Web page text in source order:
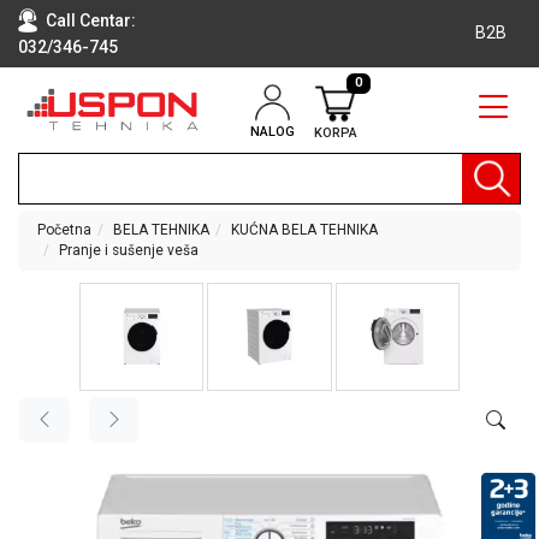
Call Centar:
032/346-745
B2B
NALOG KORPA
0
RAČUNARI
TEHNIKA
KLIME I
DODATNA
Početna BELA TEHNIKA
KUĆNA BELA TEHNIKA
Pranje i sušenje veša